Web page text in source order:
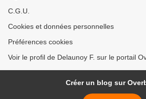
C.G.U.
Cookies et données personnelles
Préférences cookies
Voir le profil de Delaunoy F. sur le portail
Créer un blog sur